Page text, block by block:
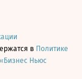
в Политике
Ньюс